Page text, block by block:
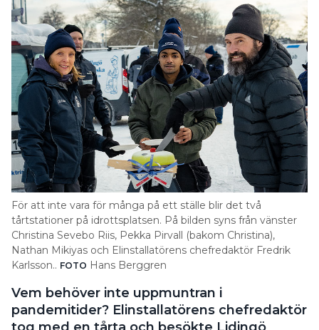
För att inte vara för många på ett ställe blir det två
tårtstationer på idrottsplatsen. På bilden syns från vänster
Christina Sevebo Riis, Pekka Pirvall (bakom Christina),
Nathan Mikiyas och Elinstallatörens ­chefredaktör Fredrik
Karlsson.. FOTO Hans Berggren
Vem behöver inte uppmuntran i
pandemitider? Elinstallatörens chefredaktör